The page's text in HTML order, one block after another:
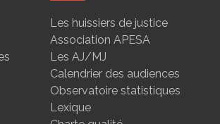
Les huissiers de justice
Association APESA
Les AJ/MJ
Calendrier des audiences
Observatoire statistiques
Lexique